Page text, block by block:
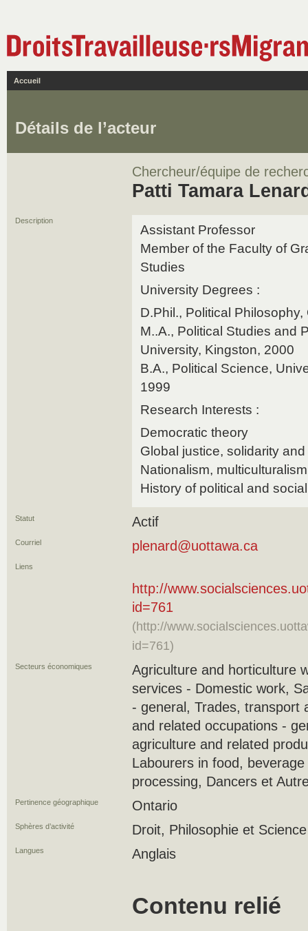
Accueil
Détails de l’acteur
Chercheur/équipe de
Patti Tamara
Description
Assistant Professor
Member of the Faculty of
Studies
University Degrees :
D.Phil., Political
M..A., Political Studies and
University, Kingston, 2000
B.A., Political Science,
1999
Research Interests :
Democratic theory
Global justice, solidarity
Nationalism,
History of political and
Statut Actif
Courriel plenard@uottawa.ca
Liens
http://
id=761
(http://
id=761)
Secteurs économiques
Agriculture and horticulture
services - Domestic work,
- general, Trades, transport
and related occupations -
agriculture and related
Labourers in food,
processing, Dancers et
Pertinence géographique Ontario
Sphères d’activité Droit, Philosophie et
Langues Anglais
Contenu relié